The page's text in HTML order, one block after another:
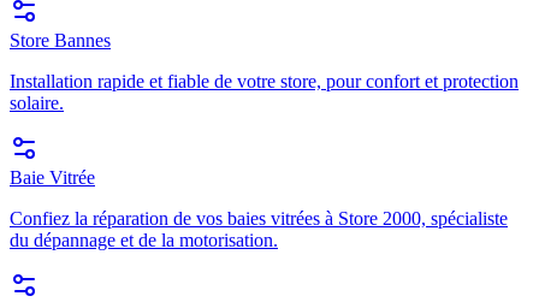
Store Bannes
Installation rapide et fiable de votre store, pour confort et protection
solaire.
Baie Vitrée
Confiez la réparation de vos baies vitrées à Store 2000, spécialiste
du dépannage et de la motorisation.